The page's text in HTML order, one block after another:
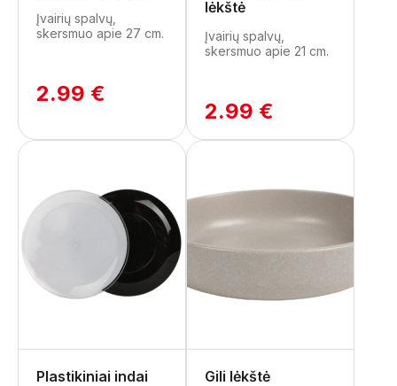
Įvairių spalvų,
skersmuo apie 27 cm.
2.99 €
lėkštė
Įvairių spalvų,
skersmuo apie 21 cm.
2.99 €
Plastikiniai indai Gili lėkštė